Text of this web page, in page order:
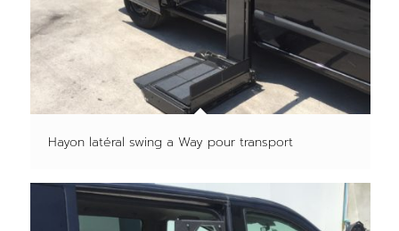
Hayon latéral swing a Way pour transport